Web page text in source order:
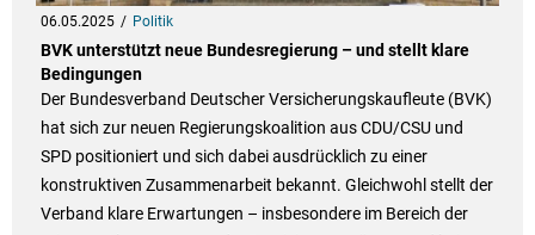
06.05.2025 Politik
BVK unterstützt neue Bundesregierung – und stellt klare
Bedingungen
Der Bundesverband Deutscher Versicherungskaufleute (BVK)
hat sich zur neuen Regierungskoalition aus CDU/CSU und
SPD positioniert und sich dabei ausdrücklich zu einer
konstruktiven Zusammenarbeit bekannt. Gleichwohl stellt der
Verband klare Erwartungen – insbesondere im Bereich der